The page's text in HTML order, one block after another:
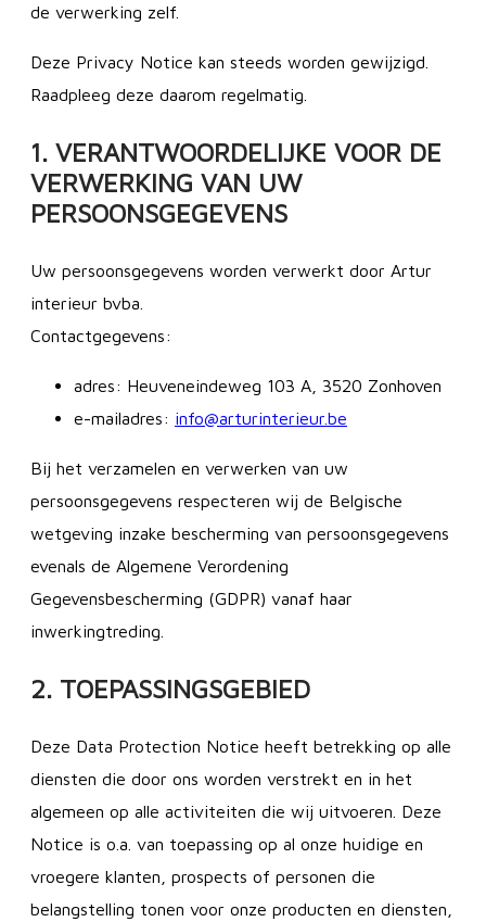
de verwerking zelf.
Deze Privacy Notice kan steeds worden gewijzigd.
Raadpleeg deze daarom regelmatig.
1. VERANTWOORDELIJKE VOOR DE
VERWERKING VAN UW
PERSOONSGEGEVENS
Uw persoonsgegevens worden verwerkt door Artur
interieur bvba.
Contactgegevens:
adres: Heuveneindeweg 103 A, 3520 Zonhoven
e-mailadres: info@arturinterieur.be
Bij het verzamelen en verwerken van uw
persoonsgegevens respecteren wij de Belgische
wetgeving inzake bescherming van persoonsgegevens
evenals de Algemene Verordening
Gegevensbescherming (GDPR) vanaf haar
inwerkingtreding.
2. TOEPASSINGSGEBIED
Deze Data Protection Notice heeft betrekking op alle
diensten die door ons worden verstrekt en in het
algemeen op alle activiteiten die wij uitvoeren. Deze
Notice is o.a. van toepassing op al onze huidige en
vroegere klanten, prospects of personen die
belangstelling tonen voor onze producten en diensten,